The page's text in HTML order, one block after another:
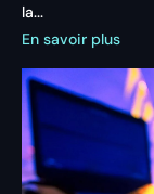
la...
En savoir plus